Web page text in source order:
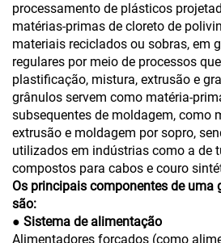
processamento de plásticos
matérias-primas de cloreto de
materiais reciclados ou sobras, em
regulares por meio de processos
plastificação, mistura, extrusão e
grânulos servem como matéria-
subsequentes de moldagem, como
extrusão e moldagem por sopro,
utilizados em indústrias como a de
compostos para cabos e couro
Os principais componentes de uma
são:
● Sistema de alimentação
Alimentadores forçados (como